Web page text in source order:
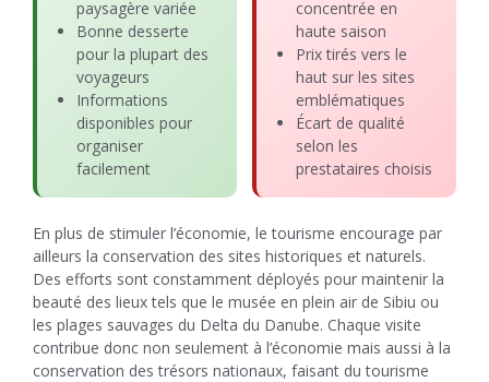
paysagère variée
Bonne desserte
pour la plupart des
voyageurs
Informations
disponibles pour
organiser
facilement
concentrée en
haute saison
Prix tirés vers le
haut sur les sites
emblématiques
Écart de qualité
selon les
prestataires choisis
En plus de stimuler l’économie, le tourisme encourage par
ailleurs la conservation des sites historiques et naturels.
Des efforts sont constamment déployés pour maintenir la
beauté des lieux tels que le musée en plein air de Sibiu ou
les plages sauvages du Delta du Danube. Chaque visite
contribue donc non seulement à l’économie mais aussi à la
conservation des trésors nationaux, faisant du tourisme